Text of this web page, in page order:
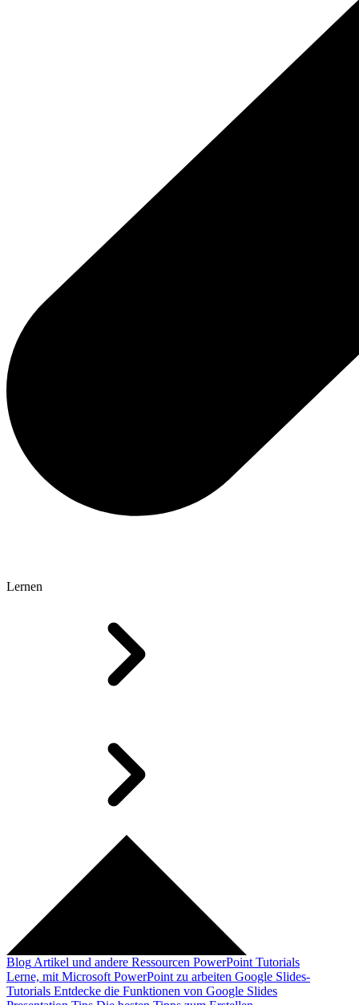
Lernen
Blog Artikel und andere Ressourcen PowerPoint Tutorials
Lerne, mit Microsoft PowerPoint zu arbeiten Google Slides-
Tutorials Entdecke die Funktionen von Google Slides